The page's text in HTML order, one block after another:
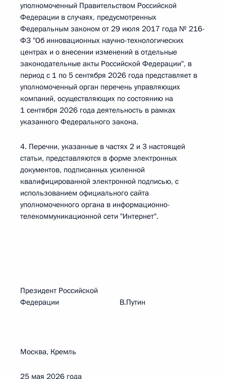
уполномоченный Правительством Российской
Федерации в случаях, предусмотренных
Федеральным законом от 29 июля 2017 года № 216-
ФЗ "Об инновационных научно-технологических
центрах и о внесении изменений в отдельные
законодательные акты Российской Федерации", в
период с 1 по 5 сентября 2026 года представляет в
уполномоченный орган перечень управляющих
компаний, осуществляющих по состоянию на
1 сентября 2026 года деятельность в рамках
указанного Федерального закона.
4. Перечни, указанные в частях 2 и 3 настоящей
статьи, представляются в форме электронных
документов, подписанных усиленной
квалифицированной электронной подписью, с
использованием официального сайта
уполномоченного органа в информационно-
телекоммуникационной сети "Интернет".
Президент Российской
Федерации В.Путин
Москва, Кремль
25 мая 2026 года